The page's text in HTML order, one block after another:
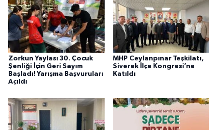
Zorkun Yaylası 30. Çocuk
Şenliği İçin Geri Sayım
Başladı! Yarışma Başvuruları
Açıldı
MHP Ceylanpınar Teşkilatı,
Siverek İlçe Kongresi’ne
Katıldı